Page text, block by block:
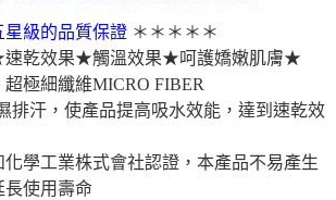
星級的品質保證 ＊＊＊＊＊
乾效果★觸溫效果★呵護嬌嫩肌膚★
極細纖維MICRO FIBER
排汗，使產品提高吸水效能，達到速乾效
學工業株式會社認證，本產品不易產生
長使用壽命